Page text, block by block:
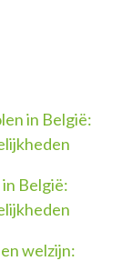
in België:
België:
welzijn: